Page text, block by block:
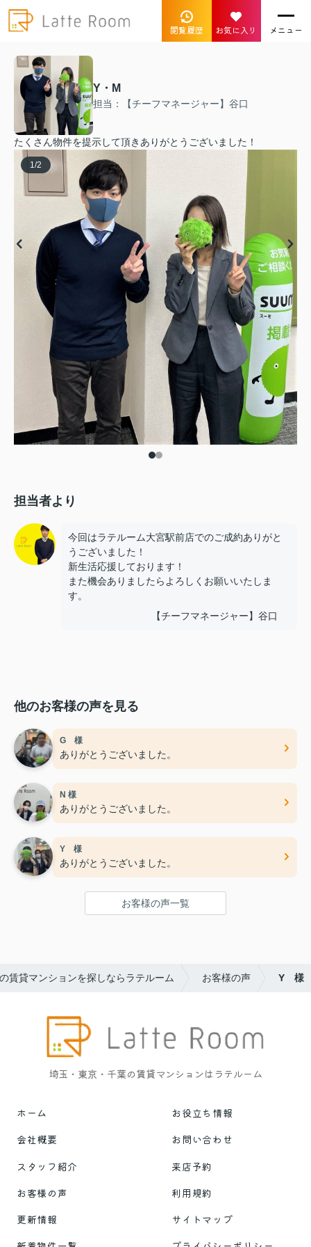
閲覧履歴 お気に入り メニュー
Y・M
担当：【チーフマネージャー】谷口
たくさん物件を提示して頂きありがとうございました！
1 /2
担当者より
今回はラテルーム大宮駅前店でのご成約ありがと
うございました！
新生活応援しております！
また機会ありましたらよろしくお願いいたしま
す。
【チーフマネージャー】谷口
他のお客様の声を見る
G 様
ありがとうございました。
N 様
ありがとうございました。
Y 様
ありがとうございました。
お客様の声一覧
賃貸マンションを探しならラテルーム お客様の声 Y 様
埼玉・東京・千葉の賃貸マンションはラテルーム
ホーム
お役立ち情報
会社概要
お問い合わせ
スタッフ紹介
来店予約
お客様の声
利用規約
更新情報
サイトマップ